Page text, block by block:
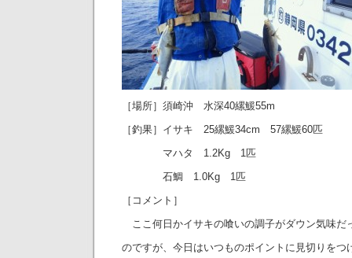
［場所］須崎沖 水深40縲鰀55m
［釣果］イサキ 25縲鰀34cm 57縲鰀60匹
マハタ 1.2Kg 1匹
石鯛 1.0Kg 1匹
［コメント］
ここ何日かイサキの喰いの調子がダウン気味だ
のですが、今日はいつものポイントに見切りをつ